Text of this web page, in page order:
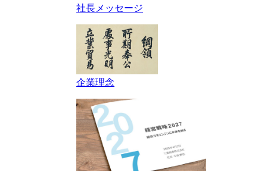
社長メッセージ
企業理念